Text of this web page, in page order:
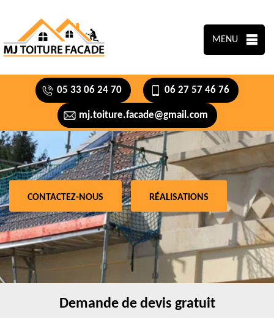
MENU
05 33 06 24 70 06 27 57 46 76
mj.toiture.facade@gmail.com
CONTACTEZ-NOUS RÉALISATIONS
Demande de devis gratuit